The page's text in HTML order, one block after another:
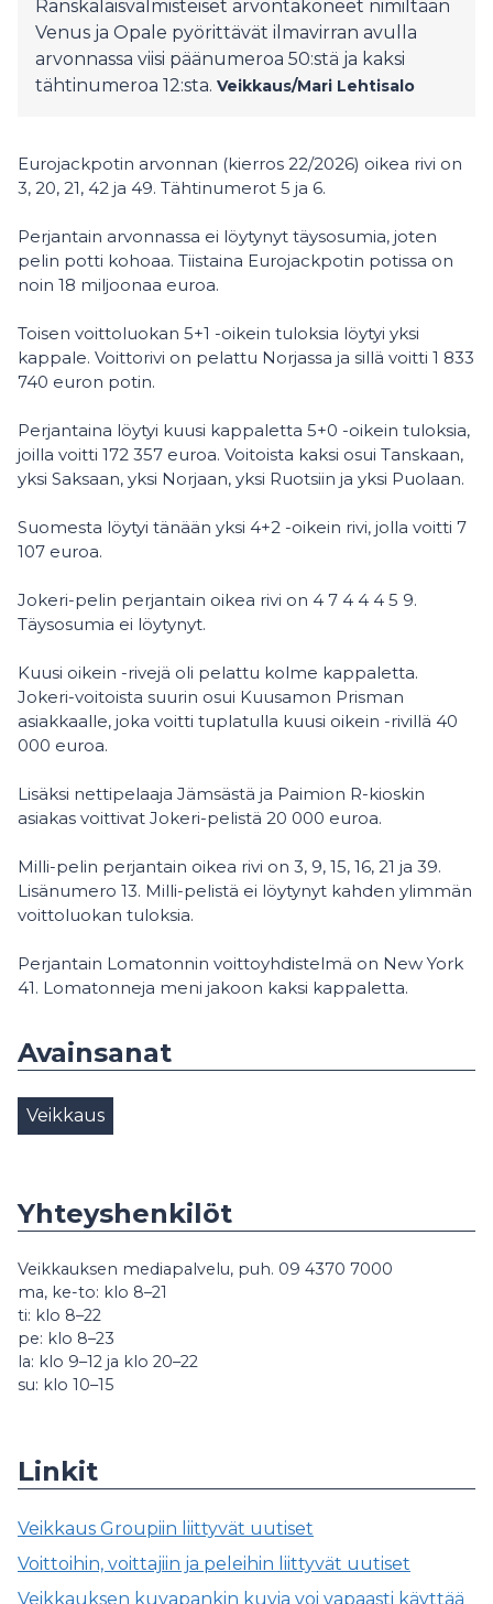
Ranskalaisvalmisteiset arvontakoneet nimiltään
Venus ja Opale pyörittävät ilmavirran avulla
arvonnassa viisi päänumeroa 50:stä ja kaksi
tähtinumeroa 12:sta. Veikkaus/Mari Lehtisalo
Eurojackpotin arvonnan (kierros 22/2026) oikea rivi on
3, 20, 21, 42 ja 49. Tähtinumerot 5 ja 6.
Perjantain arvonnassa ei löytynyt täysosumia, joten
pelin potti kohoaa. Tiistaina Eurojackpotin potissa on
noin 18 miljoonaa euroa.
Toisen voittoluokan 5+1 -oikein tuloksia löytyi yksi
kappale. Voittorivi on pelattu Norjassa ja sillä voitti 1 833
740 euron potin.
Perjantaina löytyi kuusi kappaletta 5+0 -oikein tuloksia,
joilla voitti 172 357 euroa. Voitoista kaksi osui Tanskaan,
yksi Saksaan, yksi Norjaan, yksi Ruotsiin ja yksi Puolaan.
Suomesta löytyi tänään yksi 4+2 -oikein rivi, jolla voitti 7
107 euroa.
Jokeri-pelin perjantain oikea rivi on 4 7 4 4 4 5 9.
Täysosumia ei löytynyt.
Kuusi oikein -rivejä oli pelattu kolme kappaletta.
Jokeri-voitoista suurin osui Kuusamon Prisman
asiakkaalle, joka voitti tuplatulla kuusi oikein -rivillä 40
000 euroa.
Lisäksi nettipelaaja Jämsästä ja Paimion R-kioskin
asiakas voittivat Jokeri-pelistä 20 000 euroa.
Milli-pelin perjantain oikea rivi on 3, 9, 15, 16, 21 ja 39.
Lisänumero 13. Milli-pelistä ei löytynyt kahden ylimmän
voittoluokan tuloksia.
Perjantain Lomatonnin voittoyhdistelmä on New York
41. Lomatonneja meni jakoon kaksi kappaletta.
Avainsanat
Veikkaus
Yhteyshenkilöt
Veikkauksen mediapalvelu, puh. 09 4370 7000
ma, ke-to: klo 8–21
ti: klo 8–22
pe: klo 8–23
la: klo 9–12 ja klo 20–22
su: klo 10–15
Linkit
Veikkaus Groupiin liittyvät uutiset
Voittoihin, voittajiin ja peleihin liittyvät uutiset
Veikkauksen kuvapankin kuvia voi vapaasti käyttää